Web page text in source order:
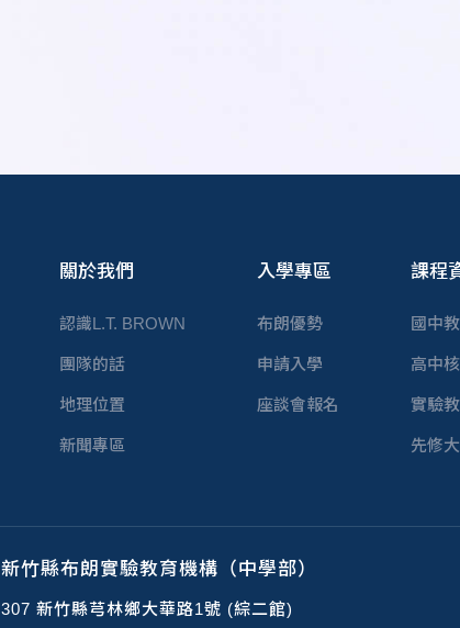
關於我們
認識L.T. BROWN
團隊的話
地理位置
新聞專區
入學專區
布朗優勢
申請入學
座談會報名
課程
國中
高中
實驗
先修
新竹縣布朗實驗教育機構（中學部）
307 新竹縣芎林鄉大華路1號 (綜二館)